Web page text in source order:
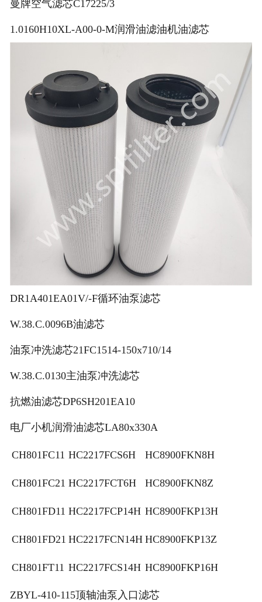
曼牌空气滤芯C17225/3
1.0160H10XL-A00-0-M润滑油滤油机油滤芯
DR1A401EA01V/-F循环油泵滤芯
W.38.C.0096B油滤芯
油泵冲洗滤芯21FC1514-150x710/14
W.38.C.0130主油泵冲洗滤芯
抗燃油滤芯DP6SH201EA10
电厂小机润滑油滤芯LA80x330A
CH801FC11 HC2217FCS6H HC8900FKN8H
CH801FC21 HC2217FCT6H HC8900FKN8Z
CH801FD11 HC2217FCP14H HC8900FKP13H
CH801FD21 HC2217FCN14H HC8900FKP13Z
CH801FT11 HC2217FCS14H HC8900FKP16H
ZBYL-410-115顶轴油泵入口滤芯